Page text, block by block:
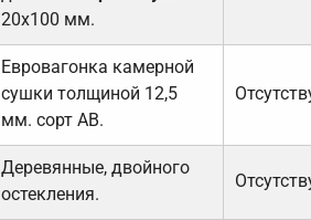
20х100 мм.
Евровагонка камерной
сушки толщиной 12,5
мм. сорт АВ.
Деревянные, двойного
остекления.